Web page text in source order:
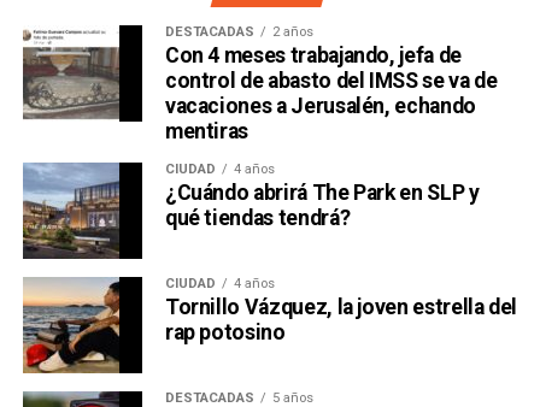
DESTACADAS 2 años
Con 4 meses trabajando, jefa de
control de abasto del IMSS se va de
vacaciones a Jerusalén, echando
mentiras
CIUDAD 4 años
¿Cuándo abrirá The Park en SLP y
qué tiendas tendrá?
CIUDAD 4 años
Tornillo Vázquez, la joven estrella del
rap potosino
DESTACADAS 5 años